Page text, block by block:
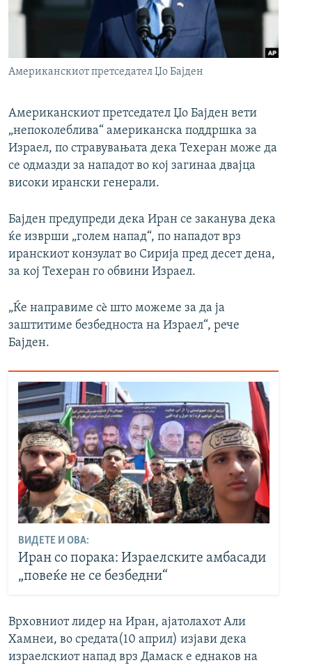
РСЕ веб страници
Американскиот претседател Џо Бајден
Американскиот претседател Џо Бајден вети
„непоколеблива“ американска поддршка за
Израел, по стравувањата дека Техеран може да
се одмазди за нападот во кој загинаа двајца
високи ирански генерали.
Бајден предупреди дека Иран се заканува дека
ќе изврши „голем напад“, по нападот врз
иранскиот конзулат во Сирија пред десет дена,
за кој Техеран го обвини Израел.
„Ќе направиме сè што можеме за да ја
заштитиме безбедноста на Израел“, рече
Бајден.
ВИДЕТЕ И ОВА:
Иран со порака: Израелските амбасади
„повеќе не се безбедни“
Врховниот лидер на Иран, ајатолахот Али
Хамнеи, во средата(10 април) изјави дека
израелскиот напад врз Дамаск е еднаков на